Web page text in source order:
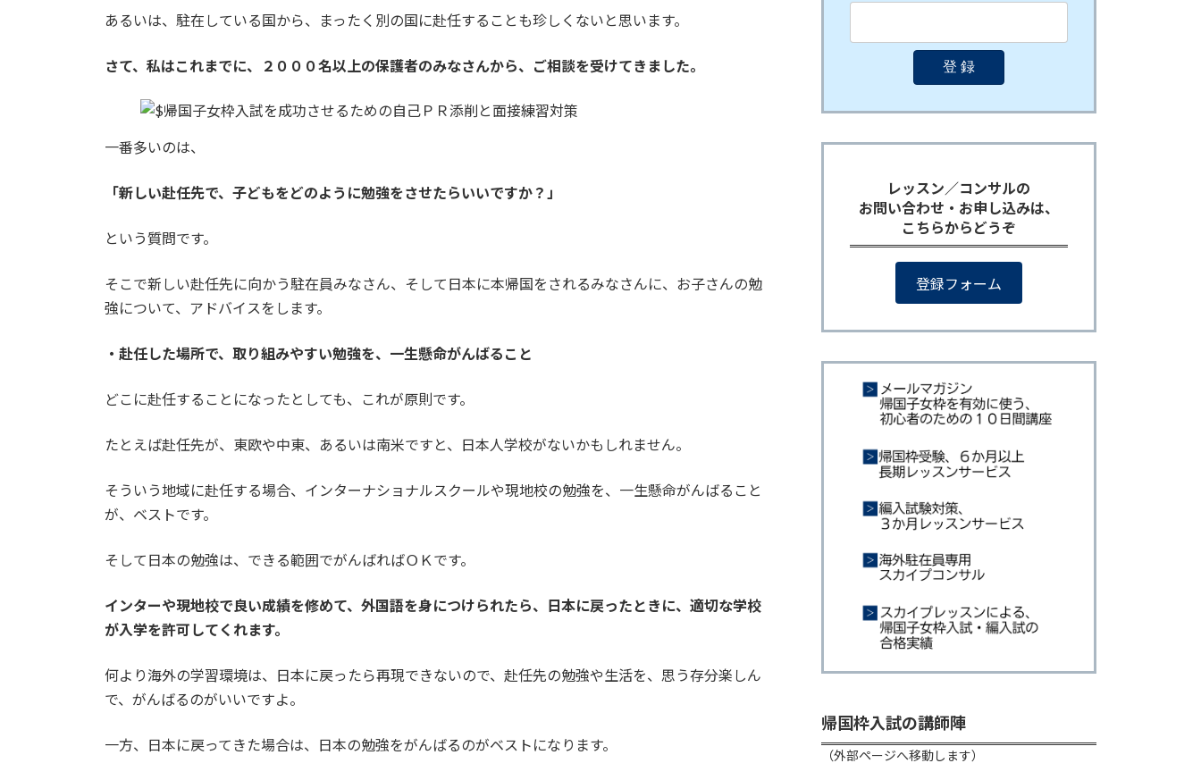
あるいは、駐在している国から、まったく別の国に赴任することも珍しくないと思います。
さて、私はこれまでに、２０００名以上の保護者のみなさんから、ご相談を受けてきました。
一番多いのは、
「新しい赴任先で、子どもをどのように勉強をさせたらいいですか？」
という質問です。
そこで新しい赴任先に向かう駐在員みなさん、そして日本に本帰国をされるみなさんに、お子さんの勉
強について、アドバイスをします。
・赴任した場所で、取り組みやすい勉強を、一生懸命がんばること
どこに赴任することになったとしても、これが原則です。
たとえば赴任先が、東欧や中東、あるいは南米ですと、日本人学校がないかもしれません。
そういう地域に赴任する場合、インターナショナルスクールや現地校の勉強を、一生懸命がんばること
が、ベストです。
そして日本の勉強は、できる範囲でがんばればＯＫです。
インターや現地校で良い成績を修めて、外国語を身につけられたら、日本に戻ったときに、適切な学校
が入学を許可してくれます。
何より海外の学習環境は、日本に戻ったら再現できないので、赴任先の勉強や生活を、思う存分楽しん
で、がんばるのがいいですよ。
一方、日本に戻ってきた場合は、日本の勉強をがんばるのがベストになります。
レッスン／コンサルの
お問い合わせ・お申し込みは、
こちらからどうぞ
登録フォーム
帰国枠入試の講師陣
（外部ページへ移動します）